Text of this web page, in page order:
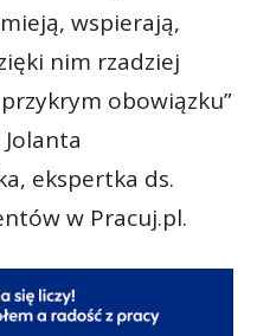
wspierają,
nim rzadziej
obowiązku”
ekspertka ds.
w Pracuj.pl.